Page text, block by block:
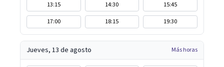
13:15 14:30
15:45
17:00
18:15 19:30
Jueves, 13 de agosto Más horas